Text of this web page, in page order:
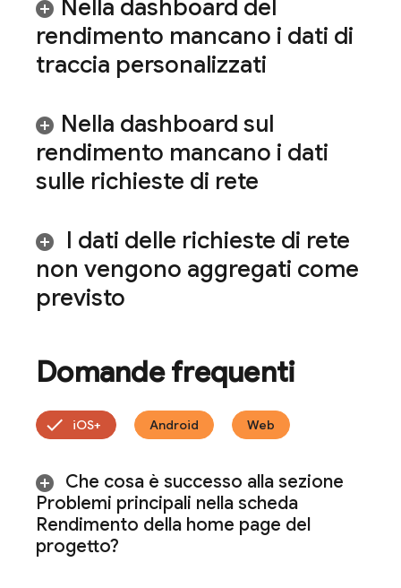
Nella dashboard del
rendimento mancano i dati di
traccia personalizzati
Nella dashboard sul
rendimento mancano i dati
sulle richieste di rete
I dati delle richieste di rete
non vengono aggregati come
previsto
Domande frequenti
iOS+ Android Web
Che cosa è successo alla sezione
Problemi principali nella scheda
Rendimento della home page del
progetto?